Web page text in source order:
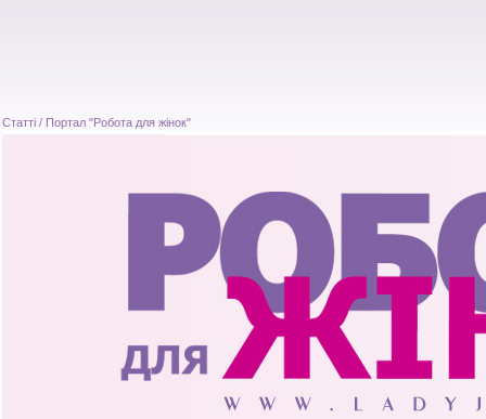
Статті / Портал "Робота для жінок"